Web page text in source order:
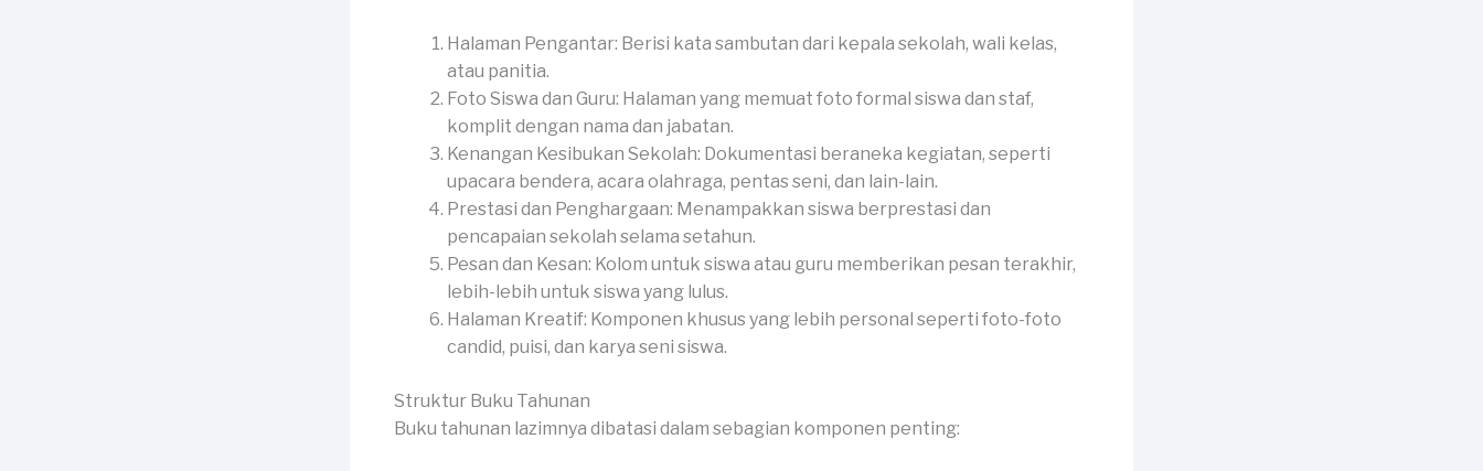
Halaman Pengantar: Berisi kata sambutan dari kepala sekolah, wali kelas,
atau panitia.
Foto Siswa dan Guru: Halaman yang memuat foto formal siswa dan staf,
komplit dengan nama dan jabatan.
Kenangan Kesibukan Sekolah: Dokumentasi beraneka kegiatan, seperti
upacara bendera, acara olahraga, pentas seni, dan lain-lain.
Prestasi dan Penghargaan: Menampakkan siswa berprestasi dan
pencapaian sekolah selama setahun.
Pesan dan Kesan: Kolom untuk siswa atau guru memberikan pesan terakhir,
lebih-lebih untuk siswa yang lulus.
Halaman Kreatif: Komponen khusus yang lebih personal seperti foto-foto
candid, puisi, dan karya seni siswa.
Struktur Buku Tahunan
Buku tahunan lazimnya dibatasi dalam sebagian komponen penting: